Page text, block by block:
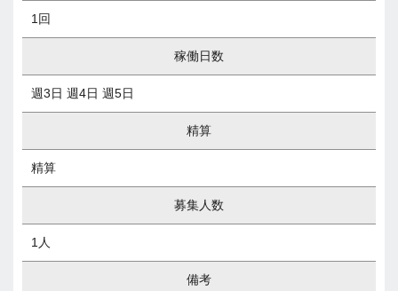
1回
稼働日数
週3日 週4日 週5日
精算
精算
募集人数
1人
備考